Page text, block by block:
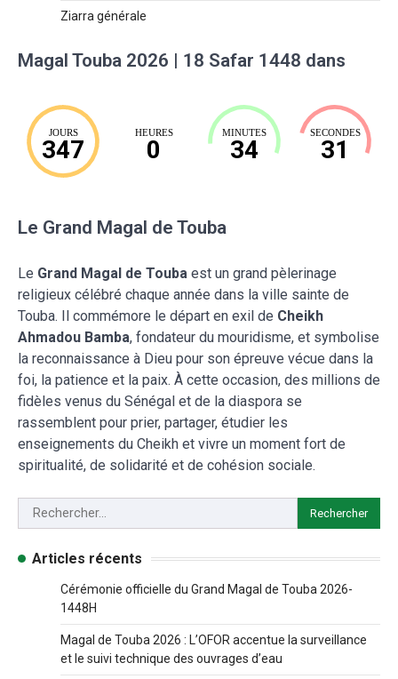
Ziarra générale
Magal Touba 2026 | 18 Safar 1448 dans
JOURS
347
HEURES
0
MINUTES
34
SECONDES
30
Le Grand Magal de Touba
Le Grand Magal de Touba est un grand pèlerinage
religieux célébré chaque année dans la ville sainte de
Touba. Il commémore le départ en exil de Cheikh
Ahmadou Bamba, fondateur du mouridisme, et symbolise
la reconnaissance à Dieu pour son épreuve vécue dans la
foi, la patience et la paix. À cette occasion, des millions de
fidèles venus du Sénégal et de la diaspora se
rassemblent pour prier, partager, étudier les
enseignements du Cheikh et vivre un moment fort de
spiritualité, de solidarité et de cohésion sociale.
Articles récents
Cérémonie officielle du Grand Magal de Touba 2026-
1448H
Magal de Touba 2026 : L’OFOR accentue la surveillance
et le suivi technique des ouvrages d’eau